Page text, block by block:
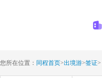
您所在位置： 同程首页>出境游>签证>